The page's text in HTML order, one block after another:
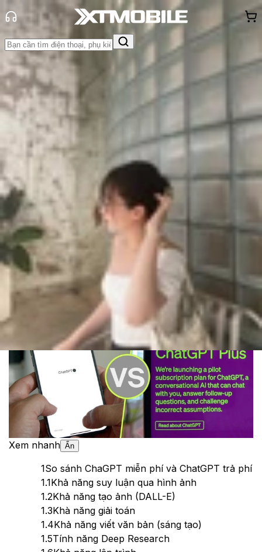
Trang chủ
Tin tức
Hỏi đáp
Tin Mới
Đánh Giá - Trên Tay
Khuyến
Thủ thuật Thông báoKhách
hàng - Sự kiện
Nên dùng ChatGPT miễn phí hay trả
phí? So sánh sự khác biệt của hai
phiên bản
Triệu Vy
Ngày đăng: 08/05/2025
Cập nhật:08/05/2025
Theo dõi XTMobile trên
Xem nhanh Ẩn
1So sánh ChaGPT miễn phí và ChatGPT trả phí
1.1Khả năng suy luận qua hình ảnh
1.2Khả năng tạo ảnh (DALL-E)
1.3Khà năng giải toán
1.4Khả năng viết văn bản (sáng tạo)
1.5Tính năng Deep Research